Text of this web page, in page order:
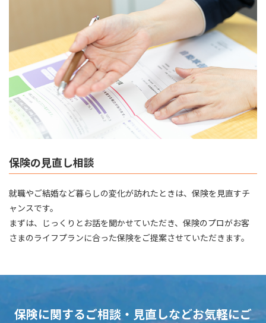
保険の見直し相談
就職やご結婚など暮らしの変化が訪れたときは、保険を見直すチ
ャンスです。
​​​​​​​まずは、じっくりとお話を聞かせていただき、保険のプロがお客
さまのライフプランに合った保険をご提案させていただきます。
保険に関するご相談・見直しなどお気軽にご